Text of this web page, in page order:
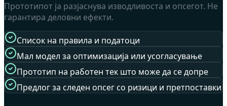
Прототипот ја разјаснува изводливоста и опсегот. Не
гарантира деловни ефекти.
Список на правила и податоци
Мал модел за оптимизација или усогласување
Прототип на работен тек што може да се допре
Предлог за следен опсег со ризици и претпоставки